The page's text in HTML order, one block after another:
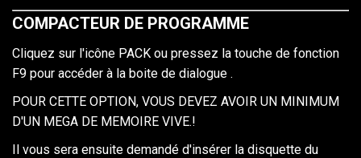
COMPACTEUR DE PROGRAMME
Cliquez sur l'icône PACK ou pressez la touche de fonction
F9 pour accéder à la boite de dialogue .
POUR CETTE OPTION, VOUS DEVEZ AVOIR UN MINIMUM
D'UN MEGA DE MEMOIRE VIVE.!
Il vous sera ensuite demandé d'insérer la disquette du